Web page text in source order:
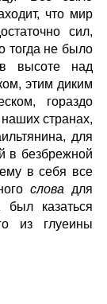
что мир
сил,
тогда не было
высоте над
этим диким
гораздо
странах,
для
в безбрежной
в себя все
слова для
казаться
из глуеины